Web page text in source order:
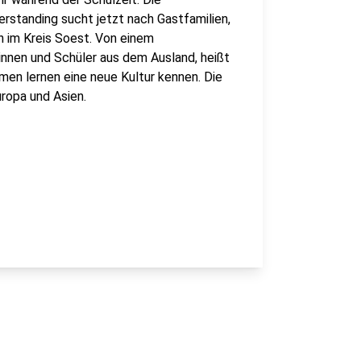
sucht jetzt nach Gastfamilien,
im Kreis Soest. Von einem
und Schüler aus dem Ausland, heißt
lernen eine neue Kultur kennen. Die
und Asien.